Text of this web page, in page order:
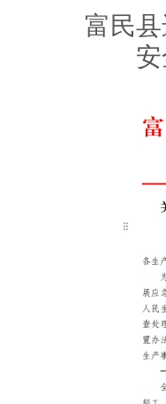
富民